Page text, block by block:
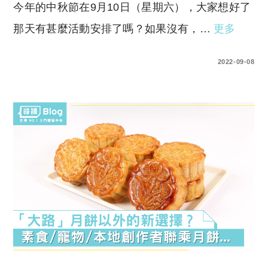
今年的中秋節在9月10日（星期六），大家想好了
那天有甚麼活動安排了嗎？如果沒有，… 更多
2022-09-08